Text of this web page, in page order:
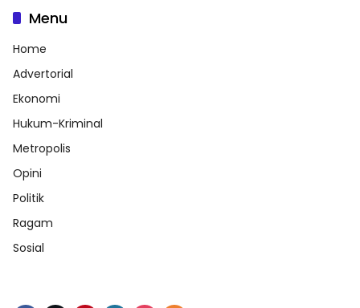
Menu
Home
Advertorial
Ekonomi
Hukum-Kriminal
Metropolis
Opini
Politik
Ragam
Sosial